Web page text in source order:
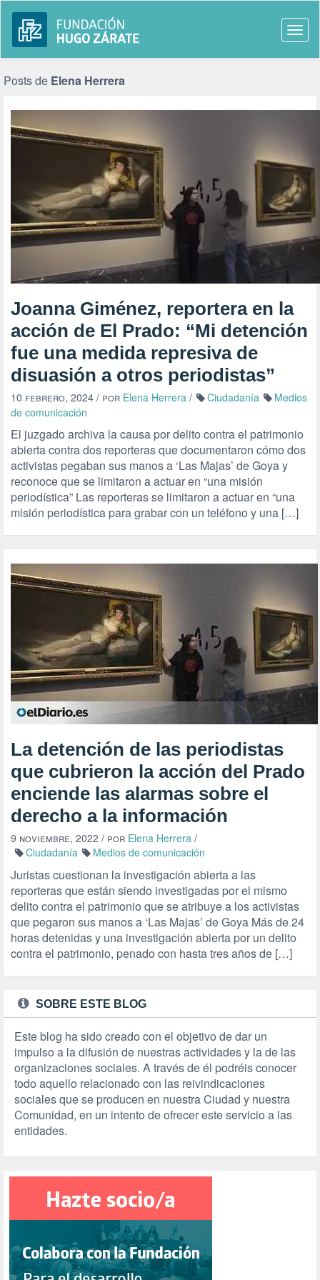
Posts de Elena Herrera
Joanna Giménez, reportera en la
acción de El Prado: “Mi detención
fue una medida represiva de
disuasión a otros periodistas”
10 febrero, 2024 / por Elena Herrera / Ciudadanía
Medios
de comunicación
El juzgado archiva la causa por delito contra el patrimonio
abierta contra dos reporteras que documentaron cómo dos
activistas pegaban sus manos a ‘Las Majas’ de Goya y
reconoce que se limitaron a actuar en “una misión
periodística” Las reporteras se limitaron a actuar en “una
misión periodística para grabar con un teléfono y una […]
La detención de las periodistas
que cubrieron la acción del Prado
enciende las alarmas sobre el
derecho a la información
9 noviembre, 2022 / por Elena Herrera /
Ciudadanía
Medios de comunicación
Juristas cuestionan la investigación abierta a las
reporteras que están siendo investigadas por el mismo
delito contra el patrimonio que se atribuye a los activistas
que pegaron sus manos a ‘Las Majas’ de Goya Más de 24
horas detenidas y una investigación abierta por un delito
contra el patrimonio, penado con hasta tres años de […]
SOBRE ESTE BLOG
Este blog ha sido creado con el objetivo de dar un
impulso a la difusión de nuestras actividades y la de las
organizaciones sociales. A través de él podréis conocer
todo aquello relacionado con las reivindicaciones
sociales que se producen en nuestra Ciudad y nuestra
Comunidad, en un intento de ofrecer este servicio a las
entidades.